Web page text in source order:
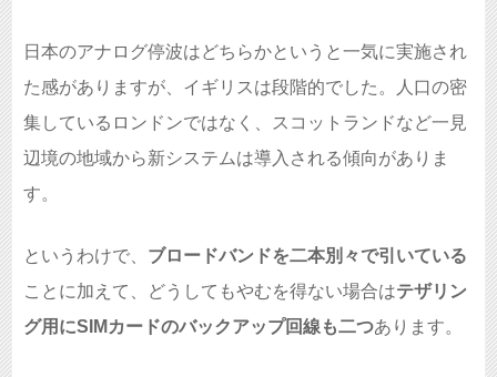
日本のアナログ停波はどちらかというと一気に実施され
た感がありますが、イギリスは段階的でした。人口の密
集しているロンドンではなく、スコットランドなど一見
辺境の地域から新システムは導入される傾向がありま
す。
というわけで、 ブロードバンドを二本別々で引いている
ことに加えて、どうしてもやむを得ない場合はテザリン
グ用にSIMカードのバックアップ回線も二つあります。